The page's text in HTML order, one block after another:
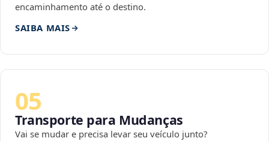
encaminhamento até o destino.
SAIBA MAIS
05
Transporte para Mudanças
Vai se mudar e precisa levar seu veículo junto?